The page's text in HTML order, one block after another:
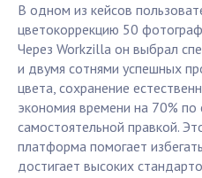
В одном из кейсов
цветокоррекцию 50
Через Workzilla он выбрал
и двумя сотнями успешных
цвета, сохранение
экономия времени на 70% по
самостоятельной правкой.
платформа помогает
достигает высоких